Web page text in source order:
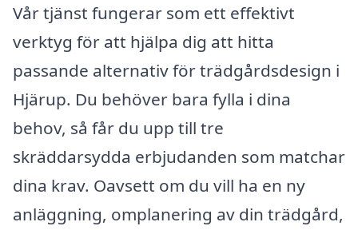
Vår tjänst fungerar som ett effektivt
verktyg för att hjälpa dig att hitta
passande alternativ för trädgårdsdesign i
Hjärup. Du behöver bara fylla i dina
behov, så får du upp till tre
skräddarsydda erbjudanden som matchar
dina krav. Oavsett om du vill ha en ny
anläggning, omplanering av din trädgård,